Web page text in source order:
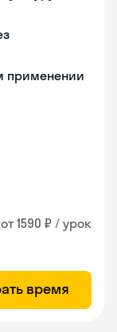
применении
от 1590 ₽ / урок
время